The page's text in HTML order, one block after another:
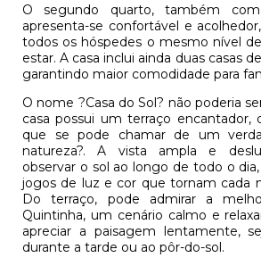
O segundo quarto, também
apresenta-se confortável e
todos os hóspedes o mesmo nível
estar. A casa inclui ainda duas casas
garantindo maior comodidade para
O nome ?Casa do Sol? não poderia
casa possui um terraço encantador,
que se pode chamar de um
natureza?. A vista ampla e
observar o sol ao longo de todo o
jogos de luz e cor que tornam cada
Do terraço, pode admirar a
Quintinha, um cenário calmo e
apreciar a paisagem lentamente,
durante a tarde ou ao pôr-do-sol.